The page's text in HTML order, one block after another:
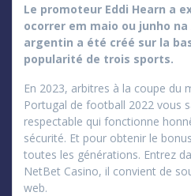
Le promoteur Eddi Hearn a
ocorrer em maio ou junho
argentin a été créé sur la
popularité de trois sports.
En 2023, arbitres à la coupe du
Portugal de football 2022 vous
respectable qui fonctionne
sécurité. Et pour obtenir le
toutes les générations. Entrez
NetBet Casino, il convient de
web.